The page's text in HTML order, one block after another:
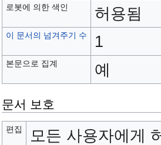
로봇에 의한 색인 허용됨
이 문서의 넘겨주기 수 1
본문으로 집계 예
문서 보호
편집 모든 사용자에게